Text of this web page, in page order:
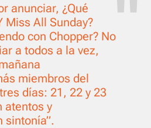
anunciar, ¿Qué
Miss All Sunday?
con Chopper? No
a todos a la vez,
miembros del
días: 21, 22 y 23
atentos y
sintonía”.